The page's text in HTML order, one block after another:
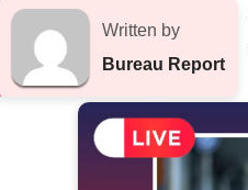
Written by
Bureau Report